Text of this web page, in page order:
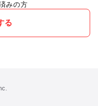
みの方
る